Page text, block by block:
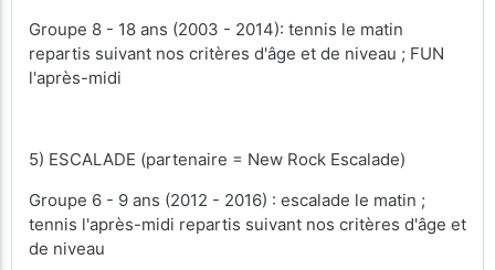
Groupe 8 - 18 ans (2003 - 2014): tennis le matin
repartis suivant nos critères d'âge et de niveau ; FUN
l'après-midi
5) ESCALADE (partenaire = New Rock Escalade)
Groupe 6 - 9 ans (2012 - 2016) : escalade le matin ;
tennis l'après-midi repartis suivant nos critères d'âge et
de niveau